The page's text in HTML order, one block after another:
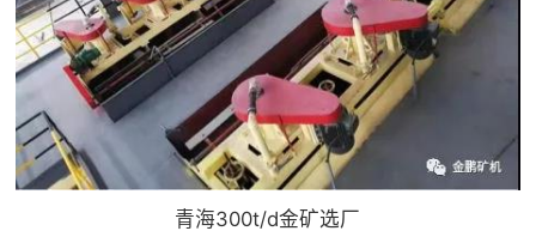
青海300t/d金矿选厂